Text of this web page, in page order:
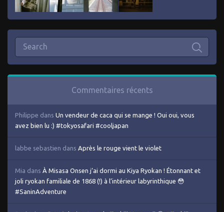
Commentaires récents
Philippe dans Un vendeur de caca qui se mange ! Oui oui, vous
avez bien lu :) #tokyosafari #cooljapan
labbe sebastien dans Après le rouge vient le violet
Mia dans À Misasa Onsen j’ai dormi au Kiya Ryokan ! Étonnant et
joli ryokan familiale de 1868 (!) à l’intérieur labyrinthique 😳
#SaninAdventure